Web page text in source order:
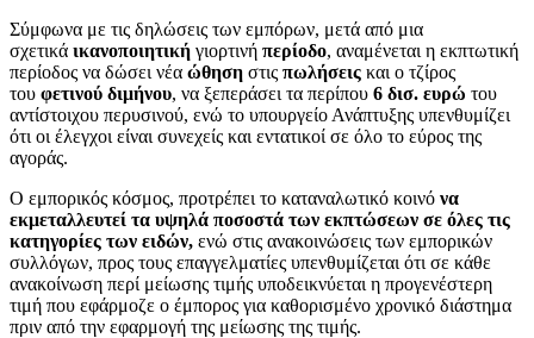
Σύμφωνα με τις δηλώσεις των εμπόρων, μετά από μια
σχετικά ικανοποιητική γιορτινή περίοδο, αναμένεται η εκπτωτική
περίοδος να δώσει νέα ώθηση στις πωλήσεις και ο τζίρος
του φετινού διμήνου, να ξεπεράσει τα περίπου 6 δισ. ευρώ του
αντίστοιχου περυσινού, ενώ το υπουργείο Ανάπτυξης υπενθυμίζει
ότι οι έλεγχοι είναι συνεχείς και εντατικοί σε όλο το εύρος της
αγοράς.
Ο εμπορικός κόσμος, προτρέπει το καταναλωτικό κοινό να
εκμεταλλευτεί τα υψηλά ποσοστά των εκπτώσεων σε όλες τις
κατηγορίες των ειδών, ενώ στις ανακοινώσεις των εμπορικών
συλλόγων, προς τους επαγγελματίες υπενθυμίζεται ότι σε κάθε
ανακοίνωση περί μείωσης τιμής υποδεικνύεται η προγενέστερη
τιμή που εφάρμοζε ο έμπορος για καθορισμένο χρονικό διάστημα
πριν από την εφαρμογή της μείωσης της τιμής.